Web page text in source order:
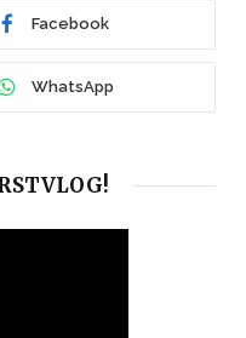
Facebook
WhatsApp